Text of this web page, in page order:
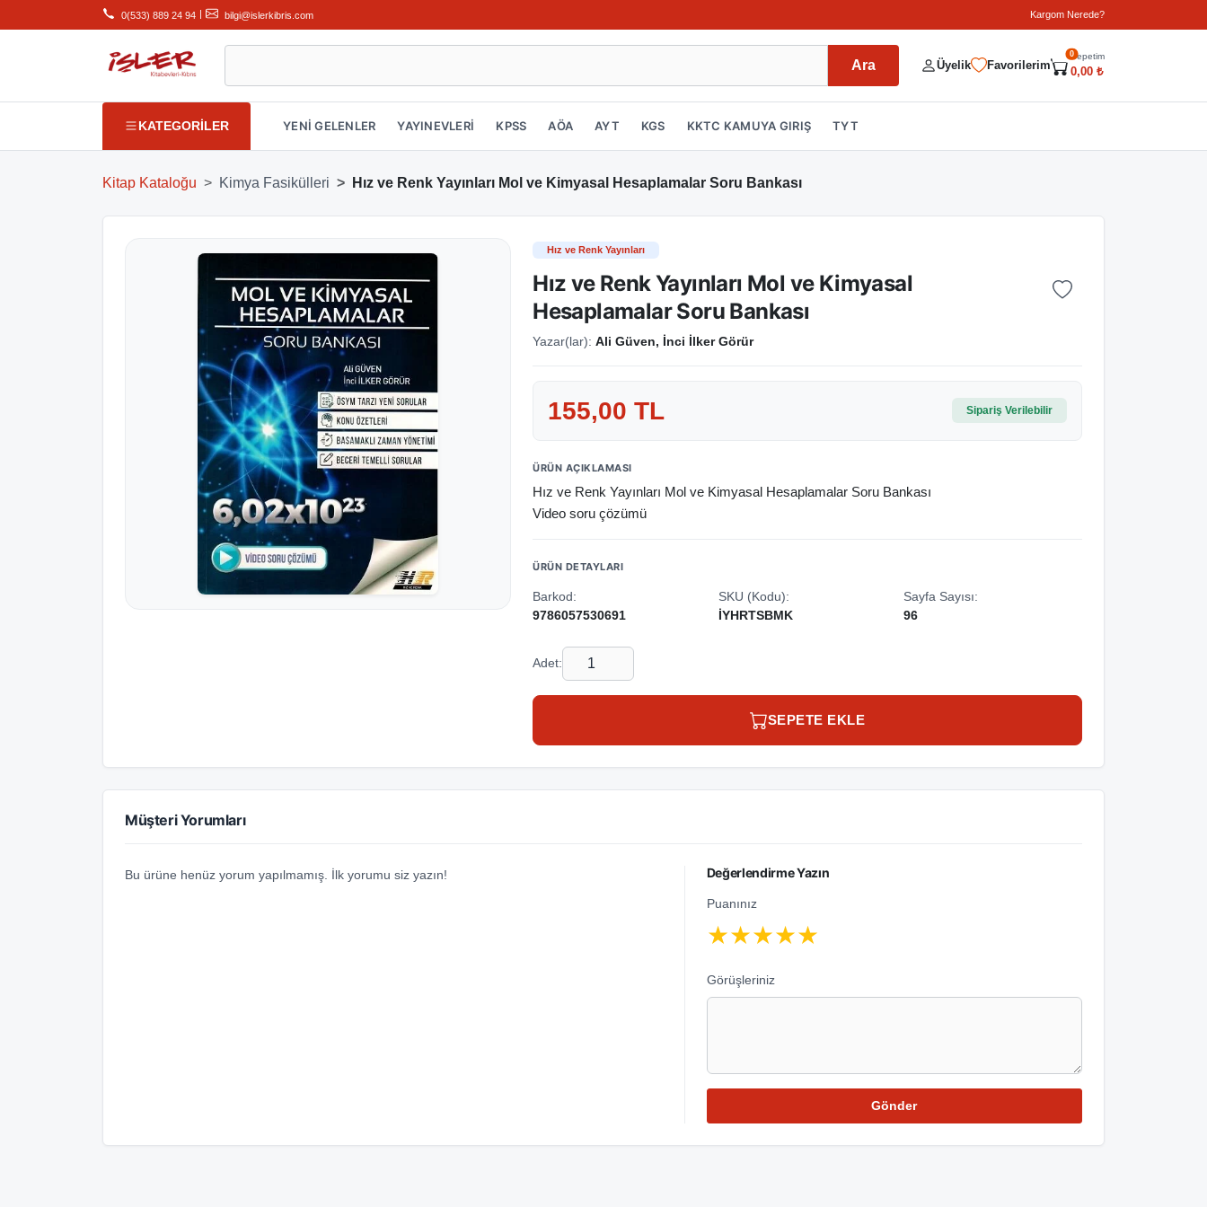
0(533) 889 24 94 | bilgi@islerkibris.com Kargom Nerede?
Üyelik Favorilerim
0Sepetim
0,00 ₺
Ara
KATEGORİLER YENİ GELENLER YAYINEVLERİ KPSS AÖA AYT KGS KKTC KAMUYA GIRIŞ TYT
Kitap Kataloğu Kimya Fasikülleri Hız ve Renk Yayınları Mol ve Kimyasal Hesaplamalar Soru Bankası
Hız ve Renk Yayınları
Hız ve Renk Yayınları Mol ve Kimyasal
Hesaplamalar Soru Bankası
Yazar(lar):Ali Güven, İnci İlker Görür
155,00 TL Sipariş Verilebilir
ÜRÜN AÇIKLAMASI
Hız ve Renk Yayınları Mol ve Kimyasal Hesaplamalar Soru Bankası
Video soru çözümü
ÜRÜN DETAYLARI
Barkod:
9786057530691
SKU (Kodu):
İYHRTSBMK
Sayfa Sayısı:
96
Adet:
SEPETE EKLE
Müşteri Yorumları
Bu ürüne henüz yorum yapılmamış. İlk yorumu siz yazın! Değerlendirme Yazın
Puanınız
★★★★★
Görüşleriniz
Gönder